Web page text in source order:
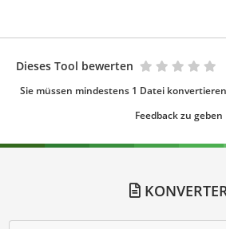
Dieses Tool bewerten
Sie müssen mindestens 1 Datei
Feedback zu geben